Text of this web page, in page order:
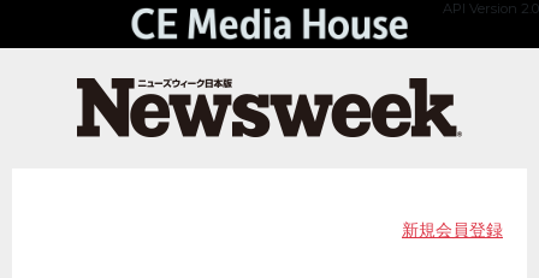
API Version 2.0
新規会員登録